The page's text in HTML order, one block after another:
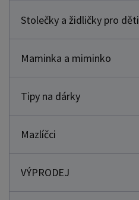
Stolečky a židličky pro děti
Maminka a miminko
Tipy na dárky
Mazlíčci
VÝPRODEJ